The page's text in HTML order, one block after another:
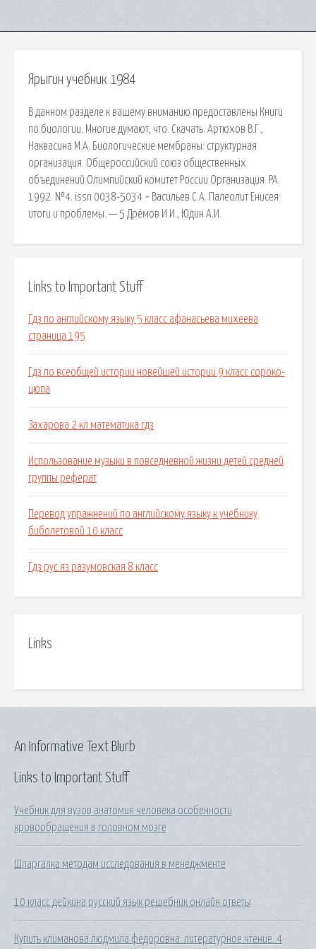
Ярыгин учебник 1984
В данном разделе к вашему вниманию предоставлены Книги
по биологии. Многие думают, что. Скачать. Артюхов B.Г.,
Наквасина М.А. Биологические мембраны: структурная
орrанизация. Общероссийский союз общественных
объединений Олимпийский комитет России Организация. РА.
1992. №4. issn 0038-5034 ^ Васильев С.А. Палеолит Енисея:
итоги и проблемы. — 5 Дрёмов И.И., Юдин А.И.
Links to Important Stuff
Гдз по английскому языку 5 класс афанасьева михеева
страница 195
Гдз по всеобщей истории новейшей истории 9 класс сороко-
цюпа
Захарова 2 кл математика гдз
Использование музыки в повседневной жизни детей средней
группы реферат
Перевод упражнений по английскому языку к учебнику
биболетовой 10 класс
Гдз рус яз разумовская 8 класс
Links
Links to Important Stuff
Учебник для вузов анатомия человека особенности
кровообращения в головном мозге
Шпаргалка методам исследования в менеджменте
10 класс дейкина русский язык решебник онлайн ответы
Купить климанова людмила федоровна: литературное чтение. 4
An Informative Text Blurb